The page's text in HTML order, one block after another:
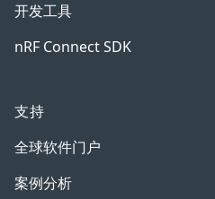
开发工具
nRF Connect SDK
支持
全球软件门户
案例分析